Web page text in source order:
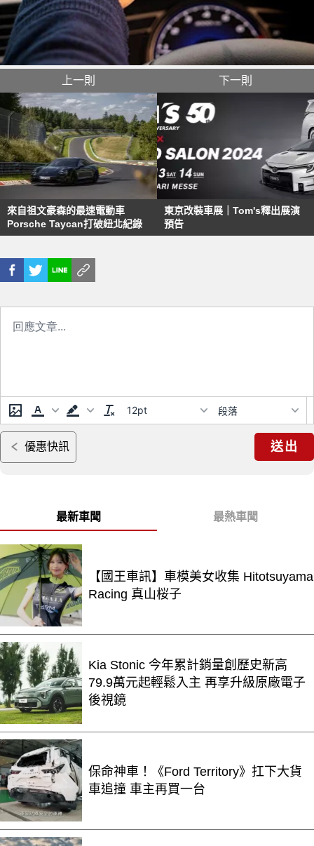
上一則
來自祖文豪森的最速電動車
Porsche Taycan打破紐北紀錄
下一則
東京改裝車展｜Tom's釋出展演
預告
12pt 段落
優惠快訊 送出
最新車聞 最熱車聞
【國王車訊】車模美女收集 Hitotsuyama
Racing 真山桜子
Kia Stonic 今年累計銷量創歷史新高
79.9萬元起輕鬆入主 再享升級原廠電子
後視鏡
保命神車！《Ford Territory》扛下大貨
車追撞 車主再買一台